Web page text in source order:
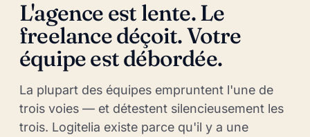
L'agence est lente. Le
freelance déçoit. Votre
équipe est débordée.
La plupart des équipes empruntent l'une de
trois voies — et détestent silencieusement les
trois. Logitelia existe parce qu'il y a une